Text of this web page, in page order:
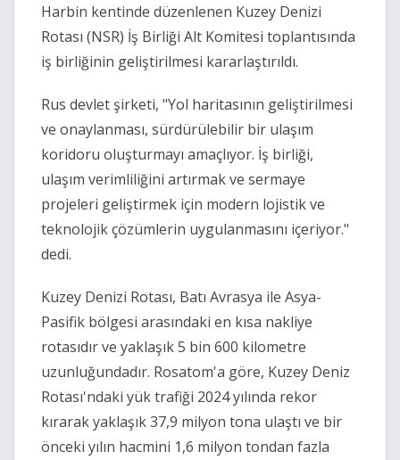
Harbin kentinde düzenlenen Kuzey Denizi
Rotası (NSR) İş Birliği Alt Komitesi toplantısında
iş birliğinin geliştirilmesi kararlaştırıldı.
Rus devlet şirketi, "Yol haritasının geliştirilmesi
ve onaylanması, sürdürülebilir bir ulaşım
koridoru oluşturmayı amaçlıyor. İş birliği,
ulaşım verimliliğini artırmak ve sermaye
projeleri geliştirmek için modern lojistik ve
teknolojik çözümlerin uygulanmasını içeriyor."
dedi.
Kuzey Denizi Rotası, Batı Avrasya ile Asya-
Pasifik bölgesi arasındaki en kısa nakliye
rotasıdır ve yaklaşık 5 bin 600 kilometre
uzunluğundadır. Rosatom'a göre, Kuzey Deniz
Rotası'ndaki yük trafiği 2024 yılında rekor
kırarak yaklaşık 37,9 milyon tona ulaştı ve bir
önceki yılın hacmini 1,6 milyon tondan fazla